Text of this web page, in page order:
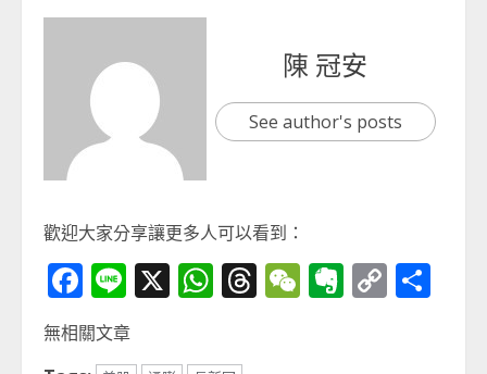
陳 冠安
See author's posts
歡迎大家分享讓更多人可以看到：
Facebook
Line
X WhatsApp
Threads
WeChat
Evernote
Copy
無相關文章